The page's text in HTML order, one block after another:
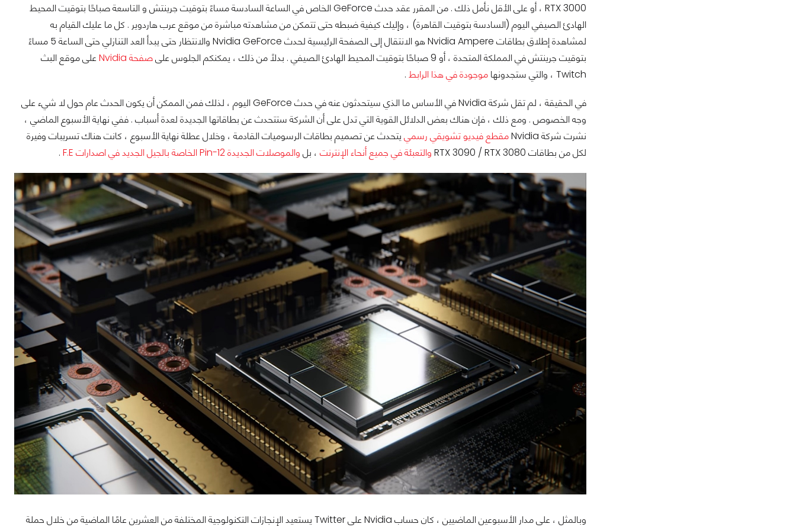
RTX 3000 ، أو على الأقل نأمل ذلك . من المقرر عقد حدث GeForce الخاص في الساعة السادسة مساءً بتوقيت جرينتش و التاسعة صباحًا بتوقيت المحيط
الهادئ الصيفي اليوم (السادسة بتوقيت القاهرة) ، وإليك كيفية ضبطه حتى تتمكن من مشاهدته مباشرة من موقع عرب هاردوير . كل ما عليك القيام به
لمشاهدة إطلاق بطاقات Nvidia Ampere هو الانتقال إلى الصفحة الرئيسية لحدث Nvidia GeForce والانتظار حتى يبدأ العد التنازلي حتى الساعة 5 مساءً
بتوقيت جرينتش في المملكة المتحدة ، أو 9 صباحًا بتوقيت المحيط الهادئ الصيفي . بدلاً من ذلك ، يمكنكم الجلوس على
صفحة Nvidia
على موقع البث
Twitch ، والتي ستجدونها
موجودة في هذا الرابط .
في الحقيقة ، لم تقل شركة Nvidia في الأساس ما الذي سيتحدثون عنه في حدث GeForce اليوم ، لذلك فمن الممكن أن يكون الحدث عام حول لا شيء على
وجه الخصوص . ومع ذلك ، فإن هناك بعض الدلائل القوية التي تدل على أن الشركة ستتحدث عن بطاقاتها الجديدة لعدة أسباب . ففي نهاية الأسبوع الماضي ،
نشرت شركة Nvidia
مقطع فيديو تشويقي رسمي يتحدث عن تصميم بطاقات الرسوميات القادمة ، وخلال عطلة نهاية الأسبوع ، كانت هناك تسريبات وفيرة
لكل من بطاقات RTX 3090 / RTX 3080
والتعبئة في جميع أنحاء الإنترنت ، بل والموصلات الجديدة 12-Pin الخاصة بالجيل الجديد في اصدارات F.E .
وبالمثل ، على مدار الأسبوعين الماضيين ، كان حساب Nvidia على Twitter يستعيد الإنجازات التكنولوجية المختلفة من العشرين عامًا الماضية من خلال حملة